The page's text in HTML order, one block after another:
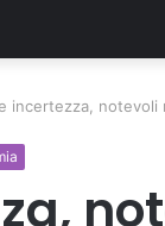
incertezza, notevoli